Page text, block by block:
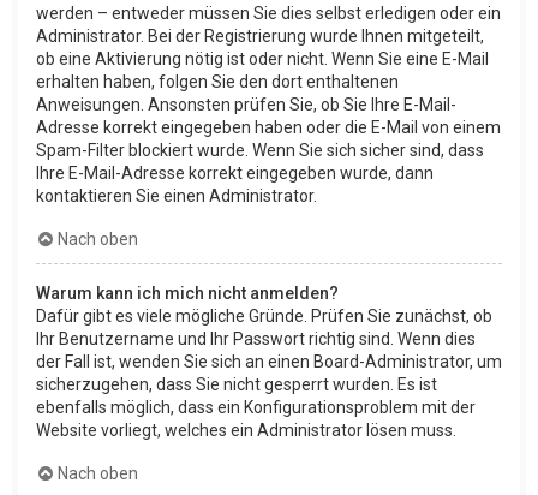
werden – entweder müssen Sie dies selbst erledigen oder ein
Administrator. Bei der Registrierung wurde Ihnen mitgeteilt,
ob eine Aktivierung nötig ist oder nicht. Wenn Sie eine E-Mail
erhalten haben, folgen Sie den dort enthaltenen
Anweisungen. Ansonsten prüfen Sie, ob Sie Ihre E-Mail-
Adresse korrekt eingegeben haben oder die E-Mail von einem
Spam-Filter blockiert wurde. Wenn Sie sich sicher sind, dass
Ihre E-Mail-Adresse korrekt eingegeben wurde, dann
kontaktieren Sie einen Administrator.
Nach oben
Warum kann ich mich nicht anmelden?
Dafür gibt es viele mögliche Gründe. Prüfen Sie zunächst, ob
Ihr Benutzername und Ihr Passwort richtig sind. Wenn dies
der Fall ist, wenden Sie sich an einen Board-Administrator, um
sicherzugehen, dass Sie nicht gesperrt wurden. Es ist
ebenfalls möglich, dass ein Konfigurationsproblem mit der
Website vorliegt, welches ein Administrator lösen muss.
Nach oben